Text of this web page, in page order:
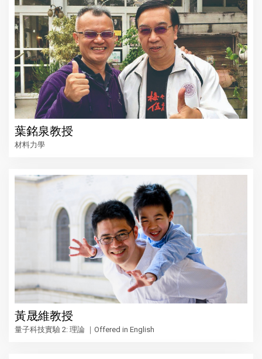
葉銘泉教授
材料力學
黃晟維教授
量子科技實驗 2: 理論 ｜Offered in English